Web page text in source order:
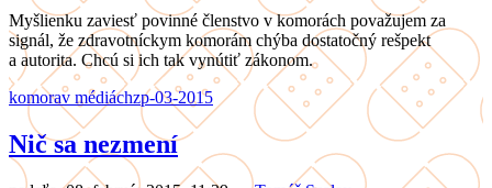
Myšlienku zaviesť povinné členstvo v komorách považujem za
signál, že zdravotníckym komorám chýba dostatočný rešpekt
a autorita. Chcú si ich tak vynútiť zákonom.
komorav médiáchzp-03-2015
Nič sa nezmení